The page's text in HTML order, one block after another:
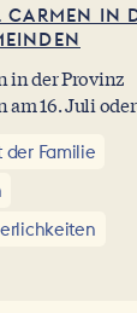
CARMEN IN
in der Provinz
16. Juli
del Carmen,
der Seefahrer
eine
der Familie